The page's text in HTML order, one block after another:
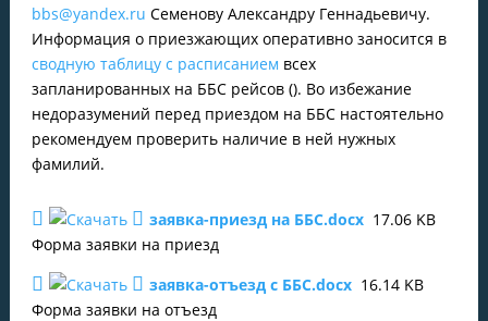
bbs@yandex.ru Семенову Александру Геннадьевичу.
Информация о приезжающих оперативно заносится в
сводную таблицу с расписанием всех
запланированных на ББС рейсов (). Во избежание
недоразумений перед приездом на ББС настоятельно
рекомендуем проверить наличие в ней нужных
фамилий.
заявка-приезд на ББС.docx17.06 KB
Форма заявки на приезд
заявка-отъезд с ББС.docx16.14 KB
Форма заявки на отъезд